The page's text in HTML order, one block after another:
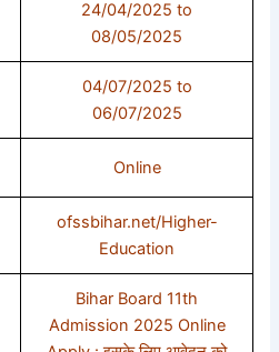
24/04/2025 to
08/05/2025
04/07/2025 to
06/07/2025
Online
ofssbihar.net/Higher-
Education
Bihar Board 11th
Admission 2025 Online